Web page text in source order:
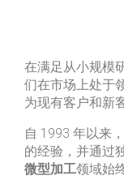
在满足从小规模
们在市场上处于
为现有客户和新
自 1993 年以来，
的经验，并通过
微型加工领域始